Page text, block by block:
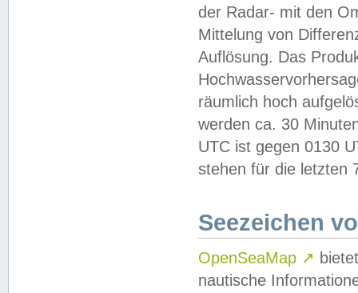
der Radar- mit den
Mittelung von
Auflösung. Das
räumlich hoch
werden ca. 30
UTC ist gegen 0130
stehen für die letzten
Seezeichen
OpenSeaMap ↗
nautische